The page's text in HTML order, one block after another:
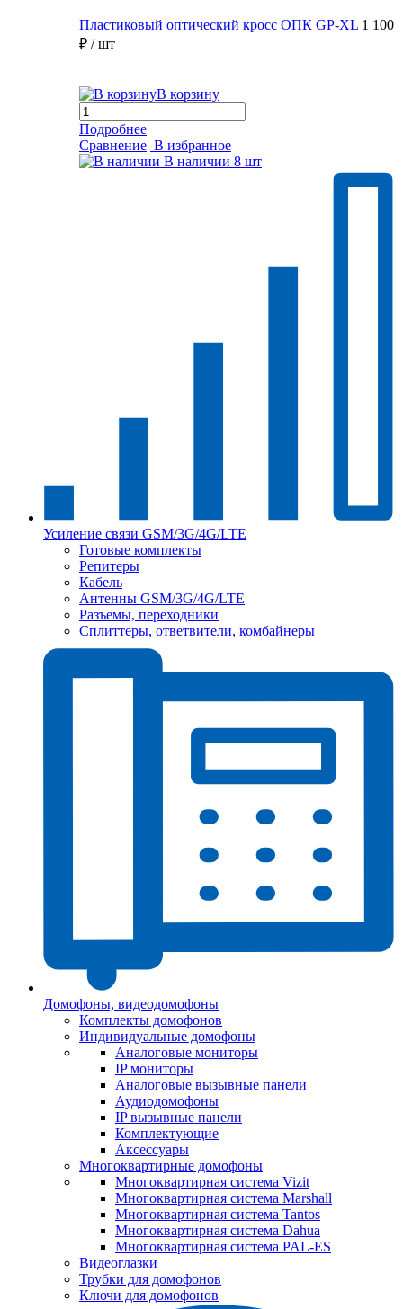
Пластиковый оптический кросс ОПК GP-XL 1 100
₽ / шт
В корзину
Подробнее
Сравнение В избранное
В наличии 8 шт
Усиление связи GSM/3G/4G/LTE
Готовые комплекты
Репитеры
Кабель
Антенны GSM/3G/4G/LTE
Разъемы, переходники
Сплиттеры, ответвители, комбайнеры
Домофоны, видеодомофоны
Комплекты домофонов
Индивидуальные домофоны
Аналоговые мониторы
IP мониторы
Аналоговые вызывные панели
Аудиодомофоны
IP вызывные панели
Комплектующие
Аксессуары
Многоквартирные домофоны
Многоквартирная система Vizit
Многоквартирная система Marshall
Многоквартирная система Tantos
Многоквартирная система Dahua
Многоквартирная система PAL-ES
Видеоглазки
Трубки для домофонов
Ключи для домофонов